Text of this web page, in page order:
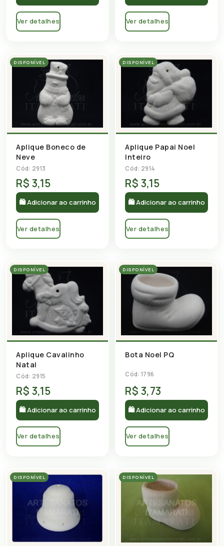
Ver detalhes Ver detalhes
DISPONÍVEL
Aplique Boneco de
Neve
Cód: 2913
R$ 3,15
🛍 Adicionar ao carrinho
Ver detalhes
DISPONÍVEL
Aplique Papai Noel
Inteiro
Cód: 2914
R$ 3,15
🛍 Adicionar ao carrinho
Ver detalhes
DISPONÍVEL
Aplique Cavalinho
Natal
Cód: 2915
R$ 3,15
🛍 Adicionar ao carrinho
Ver detalhes
DISPONÍVEL
Bota Noel PQ
Cód: 1796
R$ 3,73
🛍 Adicionar ao carrinho
Ver detalhes
DISPONÍVEL DISPONÍVEL